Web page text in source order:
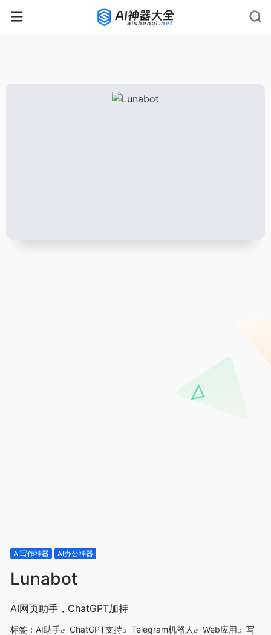
rnrn rnrn rnrn
AI写作神器 AI办公神器
Lunabot
AI网页助手，ChatGPT加持
标签： AI助手 ChatGPT支持 Telegram机器人 Web应用
写